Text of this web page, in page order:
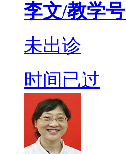
李文/教学号
未出诊
时间已过